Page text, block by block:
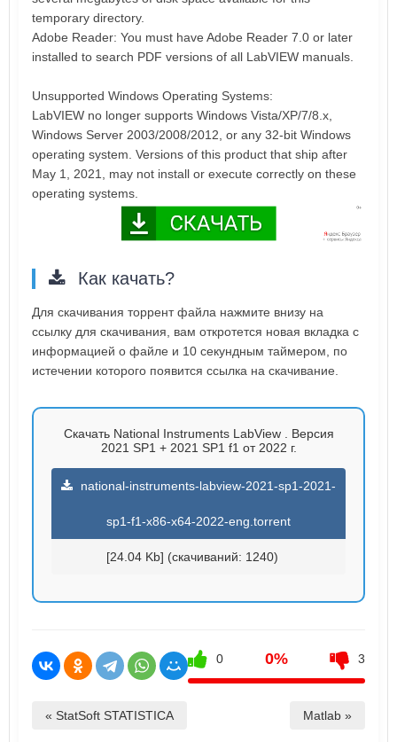
temporary directory.
Adobe Reader: You must have Adobe Reader 7.0 or later
installed to search PDF versions of all LabVIEW manuals.
Unsupported Windows Operating Systems:
LabVIEW no longer supports Windows Vista/XP/7/8.x,
Windows Server 2003/2008/2012, or any 32-bit Windows
operating system. Versions of this product that ship after
May 1, 2021, may not install or execute correctly on these
operating systems.
Как качать?
Для скачивания торрент файла нажмите внизу на
ссылку для скачивания, вам откротется новая вкладка с
информацией о файле и 10 секундным таймером, по
истечении которого появится ссылка на скачивание.
Скачать National Instruments LabView . Версия
2021 SP1 + 2021 SP1 f1 от 2022 г.
national-instruments-labview-2021-sp1-2021-
sp1-f1-x86-x64-2022-eng.torrent
[24.04 Kb] (cкачиваний: 1240)
0 0% 3
« StatSoft STATISTICA Matlab »